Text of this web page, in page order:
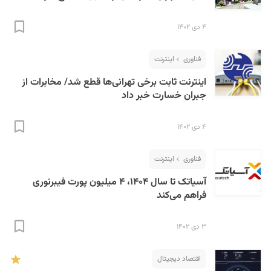
۴ دی ۱۴۰۲
فناوری اینترنت
اینترنت ثابت برخی تهرانی‌ها قطع شد/ مخابرات از
جبران خسارت خبر داد
۴ دی ۱۴۰۲
فناوری اینترنت
آسیاتک تا سال ۱۴۰۴، ۴ میلیون پورت فیبرنوری
فراهم می‌کند
۳ دی ۱۴۰۲
اقتصاد دیجیتال